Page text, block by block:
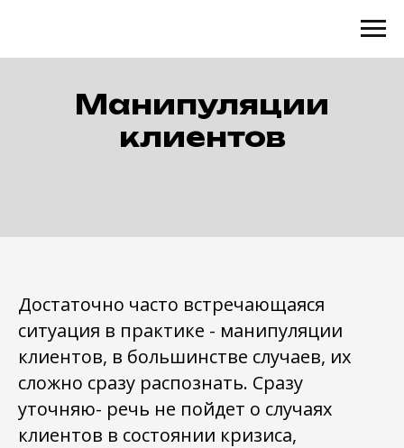
Манипуляции
клиентов
Достаточно часто встречающаяся
ситуация в практике - манипуляции
клиентов, в большинстве случаев, их
сложно сразу распознать. Сразу
уточняю- речь не пойдет о случаях
клиентов в состоянии кризиса,